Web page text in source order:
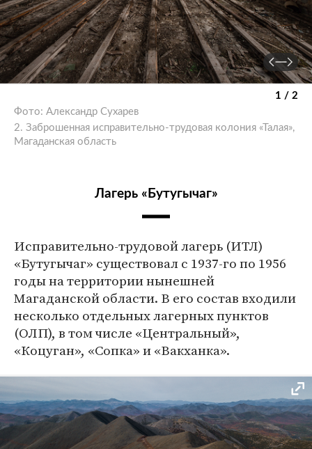
1 / 2
Фото: Александр Сухарев
2. Заброшенная исправительно-трудовая колония «Талая»,
Магаданская область
Лагерь «Бутугычаг»
Исправительно-трудовой лагерь (ИТЛ)
«Бутугычаг» существовал с 1937-го по 1956
годы на территории нынешней
Магаданской области. В его состав входили
несколько отдельных лагерных пунктов
(ОЛП), в том числе «Центральный»,
«Коцуган», «Сопка» и «Вакханка».